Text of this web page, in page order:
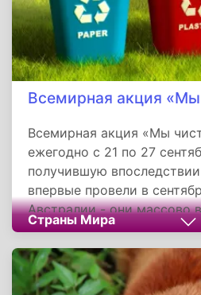
Всемирная акция
Всемирная акция «Мы
ежегодно с 21 по 27
получившую
впервые провели в
Австралии - они массово
океанских пляжей.
присоединились другие
сегодняшний день в ней
миллионы добровольцев
Страны Мира